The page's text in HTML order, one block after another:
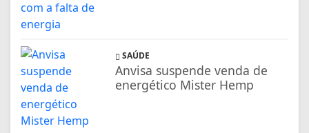
SAÚDE
Anvisa suspende venda de
energético Mister Hemp